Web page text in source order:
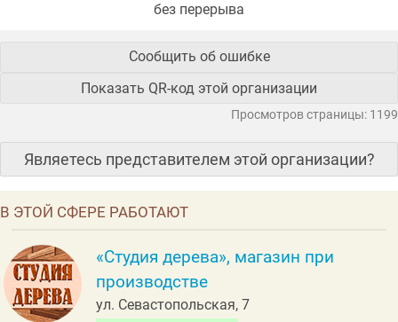
без перерыва
Сообщить об ошибке
Показать QR-код этой организации
Просмотров страницы: 1199
Являетесь представителем этой организации?
В ЭТОЙ СФЕРЕ РАБОТАЮТ
«Студия дерева», магазин при
производстве
ул. Севастопольская, 7